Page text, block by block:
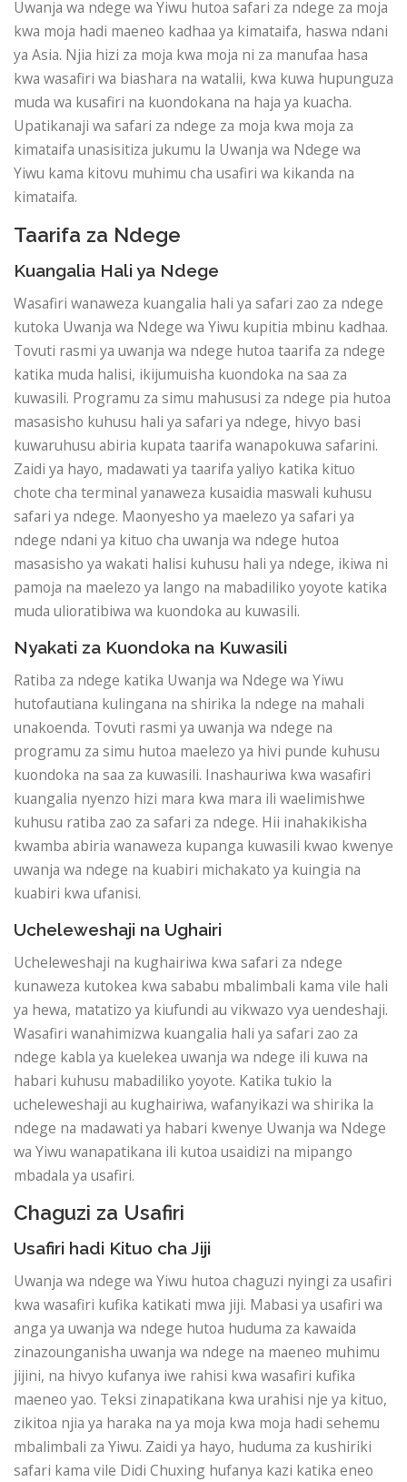
Uwanja wa ndege wa Yiwu hutoa safari za ndege za moja
kwa moja hadi maeneo kadhaa ya kimataifa, haswa ndani
ya Asia. Njia hizi za moja kwa moja ni za manufaa hasa
kwa wasafiri wa biashara na watalii, kwa kuwa hupunguza
muda wa kusafiri na kuondokana na haja ya kuacha.
Upatikanaji wa safari za ndege za moja kwa moja za
kimataifa unasisitiza jukumu la Uwanja wa Ndege wa
Yiwu kama kitovu muhimu cha usafiri wa kikanda na
kimataifa.
Taarifa za Ndege
Kuangalia Hali ya Ndege
Wasafiri wanaweza kuangalia hali ya safari zao za ndege
kutoka Uwanja wa Ndege wa Yiwu kupitia mbinu kadhaa.
Tovuti rasmi ya uwanja wa ndege hutoa taarifa za ndege
katika muda halisi, ikijumuisha kuondoka na saa za
kuwasili. Programu za simu mahususi za ndege pia hutoa
masasisho kuhusu hali ya safari ya ndege, hivyo basi
kuwaruhusu abiria kupata taarifa wanapokuwa safarini.
Zaidi ya hayo, madawati ya taarifa yaliyo katika kituo
chote cha terminal yanaweza kusaidia maswali kuhusu
safari ya ndege. Maonyesho ya maelezo ya safari ya
ndege ndani ya kituo cha uwanja wa ndege hutoa
masasisho ya wakati halisi kuhusu hali ya ndege, ikiwa ni
pamoja na maelezo ya lango na mabadiliko yoyote katika
muda ulioratibiwa wa kuondoka au kuwasili.
Nyakati za Kuondoka na Kuwasili
Ratiba za ndege katika Uwanja wa Ndege wa Yiwu
hutofautiana kulingana na shirika la ndege na mahali
unakoenda. Tovuti rasmi ya uwanja wa ndege na
programu za simu hutoa maelezo ya hivi punde kuhusu
kuondoka na saa za kuwasili. Inashauriwa kwa wasafiri
kuangalia nyenzo hizi mara kwa mara ili waelimishwe
kuhusu ratiba zao za safari za ndege. Hii inahakikisha
kwamba abiria wanaweza kupanga kuwasili kwao kwenye
uwanja wa ndege na kuabiri michakato ya kuingia na
kuabiri kwa ufanisi.
Ucheleweshaji na Ughairi
Ucheleweshaji na kughairiwa kwa safari za ndege
kunaweza kutokea kwa sababu mbalimbali kama vile hali
ya hewa, matatizo ya kiufundi au vikwazo vya uendeshaji.
Wasafiri wanahimizwa kuangalia hali ya safari zao za
ndege kabla ya kuelekea uwanja wa ndege ili kuwa na
habari kuhusu mabadiliko yoyote. Katika tukio la
ucheleweshaji au kughairiwa, wafanyikazi wa shirika la
ndege na madawati ya habari kwenye Uwanja wa Ndege
wa Yiwu wanapatikana ili kutoa usaidizi na mipango
mbadala ya usafiri.
Chaguzi za Usafiri
Usafiri hadi Kituo cha Jiji
Uwanja wa ndege wa Yiwu hutoa chaguzi nyingi za usafiri
kwa wasafiri kufika katikati mwa jiji. Mabasi ya usafiri wa
anga ya uwanja wa ndege hutoa huduma za kawaida
zinazounganisha uwanja wa ndege na maeneo muhimu
jijini, na hivyo kufanya iwe rahisi kwa wasafiri kufika
maeneo yao. Teksi zinapatikana kwa urahisi nje ya kituo,
zikitoa njia ya haraka na ya moja kwa moja hadi sehemu
mbalimbali za Yiwu. Zaidi ya hayo, huduma za kushiriki
safari kama vile Didi Chuxing hufanya kazi katika eneo